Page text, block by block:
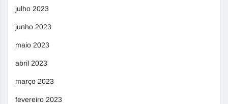
julho 2023
junho 2023
maio 2023
abril 2023
março 2023
fevereiro 2023